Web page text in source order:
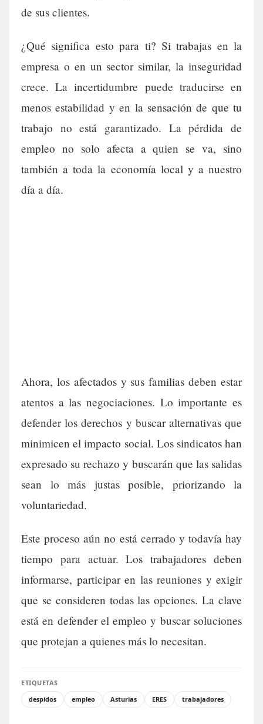
de sus clientes.
¿Qué significa esto para ti? Si trabajas en la
empresa o en un sector similar, la inseguridad
crece. La incertidumbre puede traducirse en
menos estabilidad y en la sensación de que tu
trabajo no está garantizado. La pérdida de
empleo no solo afecta a quien se va, sino
también a toda la economía local y a nuestro
día a día.
Ahora, los afectados y sus familias deben estar
atentos a las negociaciones. Lo importante es
defender los derechos y buscar alternativas que
minimicen el impacto social. Los sindicatos han
expresado su rechazo y buscarán que las salidas
sean lo más justas posible, priorizando la
voluntariedad.
Este proceso aún no está cerrado y todavía hay
tiempo para actuar. Los trabajadores deben
informarse, participar en las reuniones y exigir
que se consideren todas las opciones. La clave
está en defender el empleo y buscar soluciones
que protejan a quienes más lo necesitan.
ETIQUETAS
despidos
empleo Asturias ERES trabajadores